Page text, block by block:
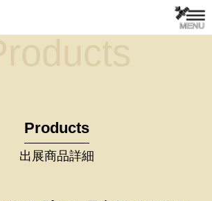
Products
出展商品詳細